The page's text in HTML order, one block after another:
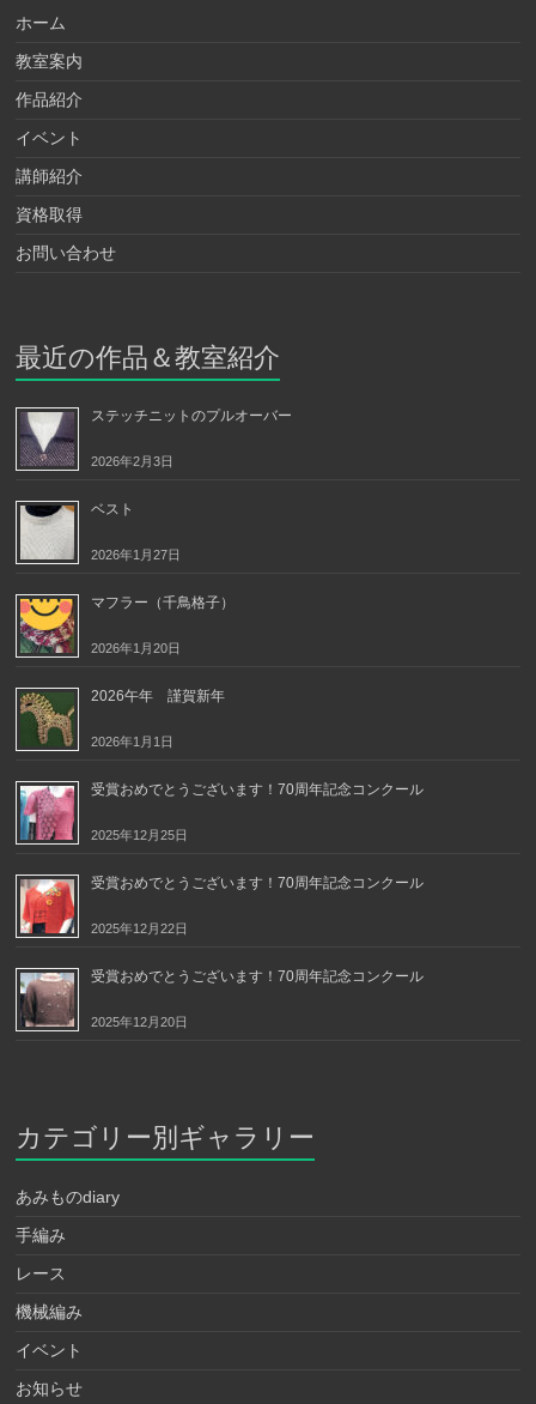
ホーム
教室案内
作品紹介
イベント
講師紹介
資格取得
お問い合わせ
最近の作品＆教室紹介
ステッチニットのプルオーバー
2026年2月3日
ベスト
2026年1月27日
マフラー（千鳥格子）
2026年1月20日
2026午年 謹賀新年
2026年1月1日
受賞おめでとうございます！70周年記念コンクール
2025年12月25日
受賞おめでとうございます！70周年記念コンクール
2025年12月22日
受賞おめでとうございます！70周年記念コンクール
2025年12月20日
カテゴリー別ギャラリー
あみものdiary
手編み
レース
機械編み
イベント
お知らせ